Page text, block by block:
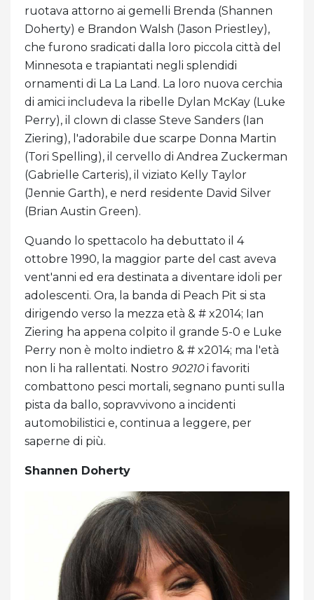
ruotava attorno ai gemelli Brenda (Shannen
Doherty) e Brandon Walsh (Jason Priestley),
che furono sradicati dalla loro piccola città del
Minnesota e trapiantati negli splendidi
ornamenti di La La Land. La loro nuova cerchia
di amici includeva la ribelle Dylan McKay (Luke
Perry), il clown di classe Steve Sanders (Ian
Ziering), l'adorabile due scarpe Donna Martin
(Tori Spelling), il cervello di Andrea Zuckerman
(Gabrielle Carteris), il viziato Kelly Taylor
(Jennie Garth), e nerd residente David Silver
(Brian Austin Green).
Quando lo spettacolo ha debuttato il 4
ottobre 1990, la maggior parte del cast aveva
vent'anni ed era destinata a diventare idoli per
adolescenti. Ora, la banda di Peach Pit si sta
dirigendo verso la mezza età & # x2014; Ian
Ziering ha appena colpito il grande 5-0 e Luke
Perry non è molto indietro & # x2014; ma l'età
non li ha rallentati. Nostro 90210i favoriti
combattono pesci mortali, segnano punti sulla
pista da ballo, sopravvivono a incidenti
automobilistici e, continua a leggere, per
saperne di più.
Shannen Doherty